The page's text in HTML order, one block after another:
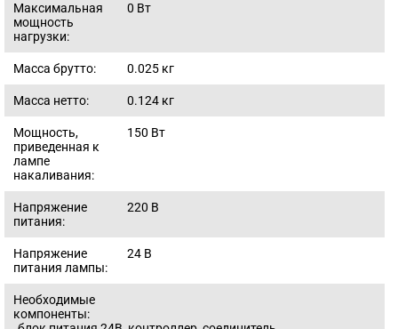
Максимальная
мощность
нагрузки:
0 Вт
Масса брутто: 0.025 кг
Масса нетто: 0.124 кг
Мощность,
приведенная к
лампе
накаливания:
150 Вт
Напряжение
питания:
220 В
Напряжение
питания лампы:
24 В
Необходимые
компоненты: